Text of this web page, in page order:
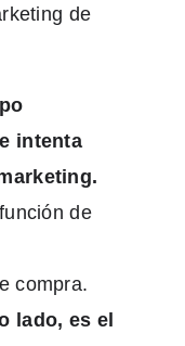
de
intenta
de
compra.
lado, es el